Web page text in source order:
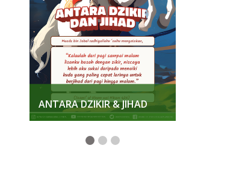
ANTARA DZIKIR & JIHAD